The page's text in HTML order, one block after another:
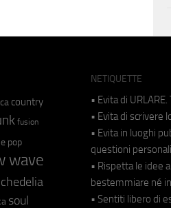
country
fusion
pop
wave
soul
NETIQUETTE
• Evita di
• Evita di scrivere
• Evita in luoghi
questioni
• Rispetta le idee
bestemmiare né
• Sentiti libero di